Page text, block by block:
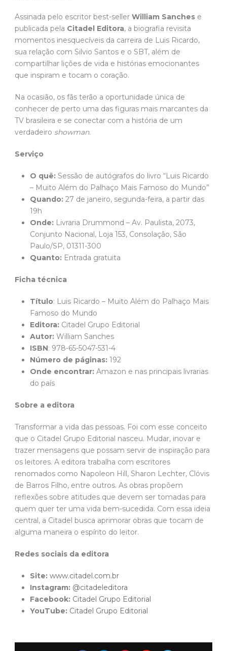
Assinada pelo escritor best-seller William Sanches e
publicada pela Citadel Editora, a biografia revisita
momentos inesquecíveis da carreira de Luis Ricardo,
sua relação com Silvio Santos e o SBT, além de
compartilhar lições de vida e histórias emocionantes
que inspiram e tocam o coração.
Na ocasião, os fãs terão a oportunidade única de
conhecer de perto uma das figuras mais marcantes da
TV brasileira e se conectar com a história de um
verdadeiro showman.
Serviço
O quê: Sessão de autógrafos do livro “Luis Ricardo
– Muito Além do Palhaço Mais Famoso do Mundo”
Quando: 27 de janeiro, segunda-feira, a partir das
19h
Onde: Livraria Drummond – Av. Paulista, 2073,
Conjunto Nacional, Loja 153, Consolação, São
Paulo/SP, 01311-300
Quanto: Entrada gratuita
Ficha técnica
Título: Luis Ricardo – Muito Além do Palhaço Mais
Famoso do Mundo
Editora: Citadel Grupo Editorial
Autor: William Sanches
ISBN: 978-65-5047-531-4
Número de páginas: 192
Onde encontrar: Amazon e nas principais livrarias
do país
Sobre a editora
Transformar a vida das pessoas. Foi com esse conceito
que o Citadel Grupo Editorial nasceu. Mudar, inovar e
trazer mensagens que possam servir de inspiração para
os leitores. A editora trabalha com escritores
renomados como Napoleon Hill, Sharon Lechter, Clóvis
de Barros Filho, entre outros. As obras propõem
reflexões sobre atitudes que devem ser tomadas para
quem quer ter uma vida bem-sucedida. Com essa ideia
central, a Citadel busca aprimorar obras que tocam de
alguma maneira o espírito do leitor.
Redes sociais da editora
Site: www.citadel.com.br
Instagram: @citadeleditora
Facebook: Citadel Grupo Editorial
YouTube: Citadel Grupo Editorial